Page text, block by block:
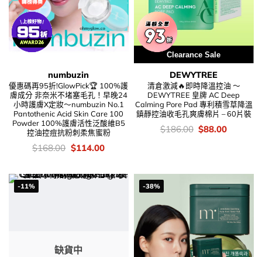
numbuzin
優惠碼再95折!GlowPick🏆 100%護
膚成分 非奈米不堵塞毛孔！早晚24
小時護膚X定妝～numbuzin No.1
Pantothenic Acid Skin Care 100
Powder 100%護膚活性泛酸維B5
控油控痘抗粉刺柔焦蜜粉
價
錢：
$168.00 Original
price
$168.00.
$114.00Current
$114.00.
Clearance Sale
DEWYTREE
清倉激減🔥即時降溫控油 ～
DEWYTREE 皇牌 AC Deep
Calming Pore Pad 專利積雪草降溫
鎮靜控油收毛孔爽膚棉片 – 60片裝
價
錢：
$186.00 Original
price
$88.00Current
-11%
缺貨中
-38%